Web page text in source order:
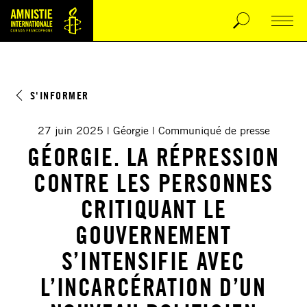
S'INFORMER
27 juin 2025 Géorgie Communiqué de presse
GÉORGIE. LA RÉPRESSION
CONTRE LES PERSONNES
CRITIQUANT LE
GOUVERNEMENT
S’INTENSIFIE AVEC
L’INCARCÉRATION D’UN